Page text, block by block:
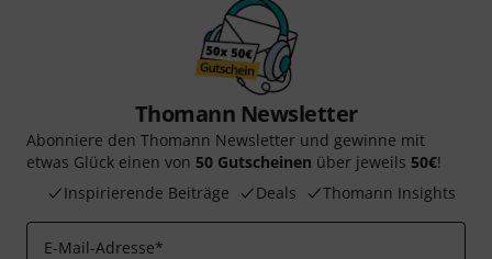
Thomann Newsletter
Abonniere den Thomann Newsletter und gewinne mit
etwas Glück einen von 50 Gutscheinen über jeweils 50€!
Inspirierende Beiträge
Deals Thomann Insights
E-Mail-Adresse*